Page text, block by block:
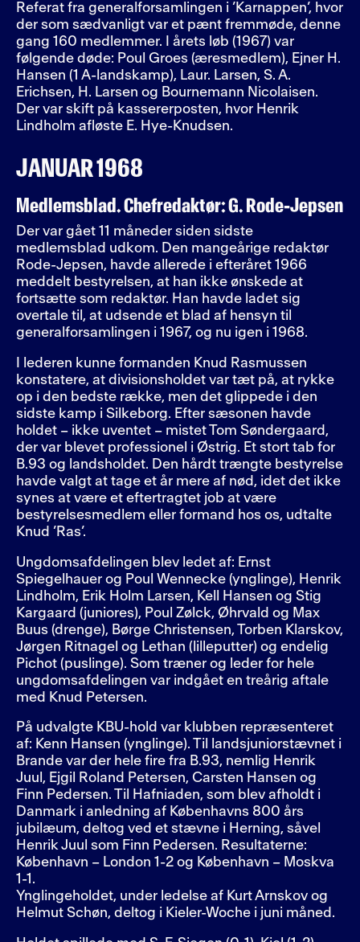
Referat fra generalforsamlingen i ’Karnappen’, hvor
der som sædvanligt var et pænt fremmøde, denne
gang 160 medlemmer. I årets løb (1967) var
følgende døde: Poul Groes (æresmedlem), Ejner H.
Hansen (1 A-landskamp), Laur. Larsen, S. A.
Erichsen, H. Larsen og Bournemann Nicolaisen.
Der var skift på kassererposten, hvor Henrik
Lindholm afløste E. Hye-Knudsen.
JANUAR 1968
Medlemsblad. Chefredaktør: G. Rode-Jepsen
Der var gået 11 måneder siden sidste
medlemsblad udkom. Den mangeårige redaktør
Rode-Jepsen, havde allerede i efteråret 1966
meddelt bestyrelsen, at han ikke ønskede at
fortsætte som redaktør. Han havde ladet sig
overtale til, at udsende et blad af hensyn til
generalforsamlingen i 1967, og nu igen i 1968.
I lederen kunne formanden Knud Rasmussen
konstatere, at divisionsholdet var tæt på, at rykke
op i den bedste række, men det glippede i den
sidste kamp i Silkeborg. Efter sæsonen havde
holdet – ikke uventet – mistet Tom Søndergaard,
der var blevet professionel i Østrig. Et stort tab for
B.93 og landsholdet. Den hårdt trængte bestyrelse
havde valgt at tage et år mere af nød, idet det ikke
synes at være et eftertragtet job at være
bestyrelsesmedlem eller formand hos os, udtalte
Knud ’Ras’.
Ungdomsafdelingen blev ledet af: Ernst
Spiegelhauer og Poul Wennecke (ynglinge), Henrik
Lindholm, Erik Holm Larsen, Kell Hansen og Stig
Kargaard (juniores), Poul Zølck, Øhrvald og Max
Buus (drenge), Børge Christensen, Torben Klarskov,
Jørgen Ritnagel og Lethan (lilleputter) og endelig
Pichot (puslinge). Som træner og leder for hele
ungdomsafdelingen var indgået en treårig aftale
med Knud Petersen.
På udvalgte KBU-hold var klubben repræsenteret
af: Kenn Hansen (ynglinge). Til landsjuniorstævnet i
Brande var der hele fire fra B.93, nemlig Henrik
Juul, Ejgil Roland Petersen, Carsten Hansen og
Finn Pedersen. Til Hafniaden, som blev afholdt i
Danmark i anledning af Københavns 800 års
jubilæum, deltog ved et stævne i Herning, såvel
Henrik Juul som Finn Pedersen. Resultaterne:
København – London 1-2 og København – Moskva
1-1.
Ynglingeholdet, under ledelse af Kurt Arnskov og
Helmut Schøn, deltog i Kieler-Woche i juni måned.